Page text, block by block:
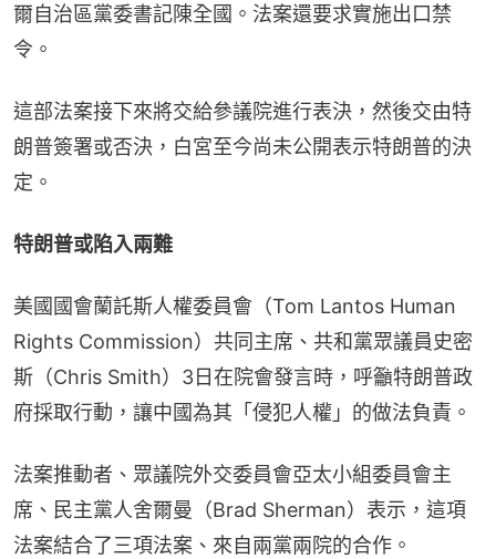
爾自治區黨委書記陳全國。法案還要求實施出口禁
令。
這部法案接下來將交給參議院進行表決，然後交由特
朗普簽署或否決，白宮至今尚未公開表示特朗普的決
定。
特朗普或陷入兩難
美國國會蘭託斯人權委員會（Tom Lantos Human
Rights Commission）共同主席、共和黨眾議員史密
斯（Chris Smith）3日在院會發言時，呼籲特朗普政
府採取行動，讓中國為其「侵犯人權」的做法負責。
法案推動者、眾議院外交委員會亞太小組委員會主
席、民主黨人舍爾曼（Brad Sherman）表示，這項
法案結合了三項法案、來自兩黨兩院的合作。